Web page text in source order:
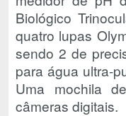
Biológico
quatro lupas
sendo 2 de
para água ultra-
Uma mochila
câmeras digitais.